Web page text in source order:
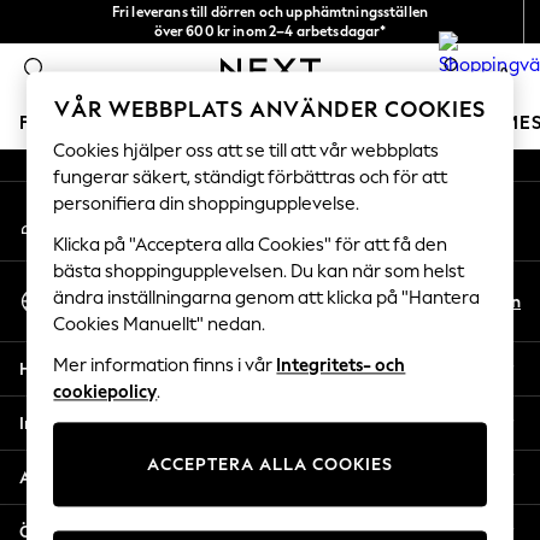
Fri leverans till dörren och upphämtningsställen
över 600 kr inom 2–4 arbetsdagar*
0
FLICKOR POJKAR BABY DAMER HERRAR
GIRLS
New In
50 - 92cm
98 - 110cm
116 - 134cm
140 - 174cm
Trending: Top & Short Sets
Trending: Clogs
All Clothing
Coats & Jackets
Sweatshirts & Hoodies
An error occurred on client
Våra sociala nätverk
Mitt konto
Logga in på ditt konto
Välj Språk
Svenska
Sv En
Hjälp
Integritet & Juridik
Avdelningar
Övriga tjänster
VÅR WEBBPLATS ANVÄNDER COOKIES
Cookies hjälper oss att se till att vår webbplats
fungerar säkert, ständigt förbättras och för att
personifiera din shoppingupplevelse.
Klicka på "Acceptera alla Cookies" för att få den
bästa shoppingupplevelsen. Du kan när som helst
ändra inställningarna genom att klicka på "Hantera
Cookies Manuellt" nedan.
Mer information finns i vår Integritets- och
cookiepolicy.
ACCEPTERA ALLA COOKIES